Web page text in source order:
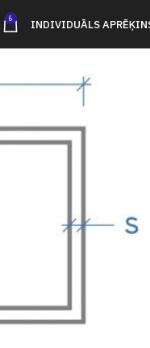
6 INDIVIDUĀLS